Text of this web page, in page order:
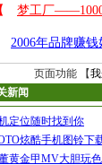
页面功能 【
新闻